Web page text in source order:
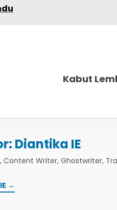
Kabut
Diantika IE
Content Writer, Ghostwriter,
→